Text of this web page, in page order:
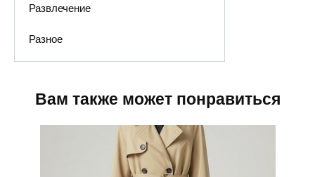
Развлечение
Разное
Вам также может понравиться